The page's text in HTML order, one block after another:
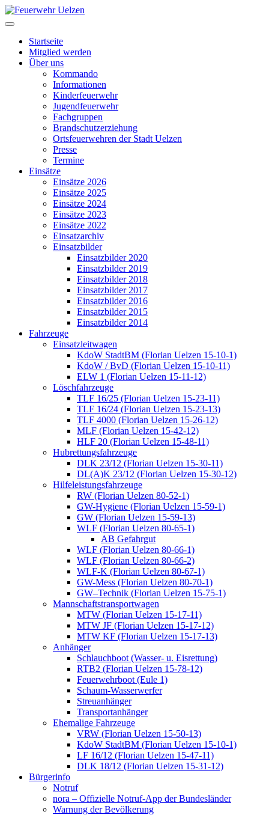
Startseite
Mitglied werden
Über uns
Kommando
Informationen
Kinderfeuerwehr
Jugendfeuerwehr
Fachgruppen
Brandschutzerziehung
Ortsfeuerwehren der Stadt Uelzen
Presse
Termine
Einsätze
Einsätze 2026
Einsätze 2025
Einsätze 2024
Einsätze 2023
Einsätze 2022
Einsatzarchiv
Einsatzbilder
Einsatzbilder 2020
Einsatzbilder 2019
Einsatzbilder 2018
Einsatzbilder 2017
Einsatzbilder 2016
Einsatzbilder 2015
Einsatzbilder 2014
Fahrzeuge
Einsatzleitwagen
KdoW StadtBM (Florian Uelzen 15-10-1)
KdoW / BvD (Florian Uelzen 15-10-11)
ELW 1 (Florian Uelzen 15-11-12)
Löschfahrzeuge
TLF 16/25 (Florian Uelzen 15-23-11)
TLF 16/24 (Florian Uelzen 15-23-13)
TLF 4000 (Florian Uelzen 15-26-12)
MLF (Florian Uelzen 15-42-12)
HLF 20 (Florian Uelzen 15-48-11)
Hubrettungsfahrzeuge
DLK 23/12 (Florian Uelzen 15-30-11)
DL(A)K 23/12 (Florian Uelzen 15-30-12)
Hilfeleistungsfahrzeuge
RW (Florian Uelzen 80-52-1)
GW-Hygiene (Florian Uelzen 15-59-1)
GW (Florian Uelzen 15-59-13)
WLF (Florian Uelzen 80-65-1)
AB Gefahrgut
WLF (Florian Uelzen 80-66-1)
WLF (Florian Uelzen 80-66-2)
WLF-K (Florian Uelzen 80-67-1)
GW-Mess (Florian Uelzen 80-70-1)
GW–Technik (Florian Uelzen 15-75-1)
Mannschaftstransportwagen
MTW (Florian Uelzen 15-17-11)
MTW JF (Florian Uelzen 15-17-12)
MTW KF (Florian Uelzen 15-17-13)
Anhänger
Schlauchboot (Wasser- u. Eisrettung)
RTB2 (Florian Uelzen 15-78-12)
Feuerwehrboot (Eule 1)
Schaum-Wasserwerfer
Streuanhänger
Transportanhänger
Ehemalige Fahrzeuge
VRW (Florian Uelzen 15-50-13)
KdoW StadtBM (Florian Uelzen 15-10-1)
LF 16/12 (Florian Uelzen 15-47-11)
DLK 18/12 (Florian Uelzen 15-31-12)
Bürgerinfo
Notruf
nora – Offizielle Notruf-App der Bundesländer
Warnung der Bevölkerung